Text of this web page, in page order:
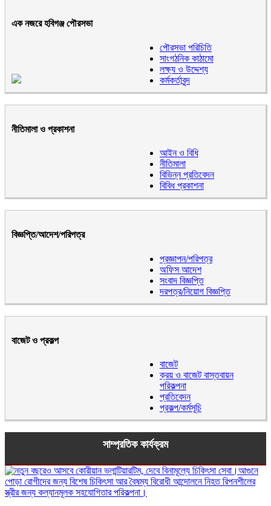
এক নজরে হবিগঞ্জ পৌরসভা
পৌরসভা পরিচিতি
সাংগঠনিক কাঠামো
লক্ষ্য ও উদ্দেশ্য
কর্মকর্তাবৃন্দ
নীতিমালা ও প্রকাশনা
আইন ও বিধি
নীতিমালা
বিভিন্ন প্রতিবেদন
বিবিধ প্রকাশনা
বিজ্ঞপ্তি/আদেশ/পরিপত্র
প্রজ্ঞাপন/পরিপত্র
অফিস আদেশ
সংবাদ বিজ্ঞপ্তি
দরপত্র/নিয়োগ বিজ্ঞপ্তি
বাজেট ও প্রকল্প
বাজেট
ক্রয় ও বাজেট বাস্তবায়ন
পরিকল্পনা
প্রতিবেদন
প্রকল্প/কর্মসূচি
সাম্প্রতিক কার্যক্রম